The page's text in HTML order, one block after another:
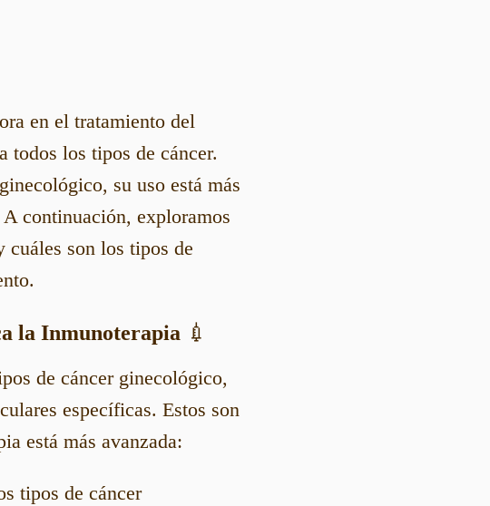
en el tratamiento del
todos los tipos de cáncer.
su uso está más
continuación, exploramos
son los tipos de
la Inmunoterapia 💉
de cáncer ginecológico,
específicas. Estos son
está más avanzada:
tipos de cáncer